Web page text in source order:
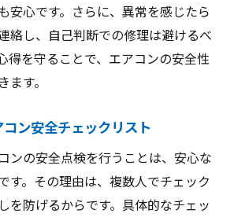
安心です。さらに、異常を感じたら
絡し、自己判断での修理は避けるべ
得を守ることで、エアコンの安全性
す。
ン安全チェックリスト
ンの安全点検を行うことは、安心な
す。その理由は、複数人でチェック
を防げるからです。具体的なチェッ